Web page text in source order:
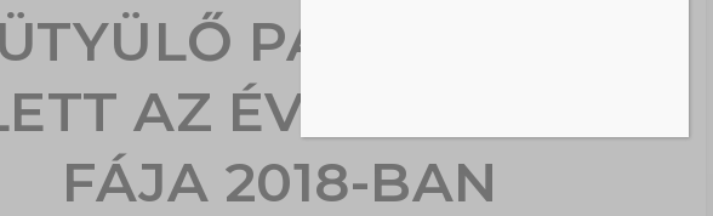
PARATÖLGY
AZ ÉV EURÓPAI
FÁJA 2018-BAN